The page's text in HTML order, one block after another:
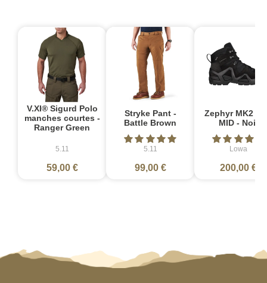
V.XI® Sigurd Polo
manches courtes -
Ranger Green
5.11
59,00 €
Stryke Pant -
Battle Brown
5.11
99,00 €
Zephyr MK2
MID - Noir
Lowa
200,00 €